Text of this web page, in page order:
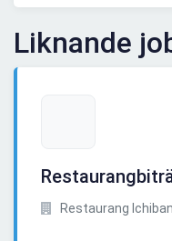
Liknande
Restaurang Ichiban